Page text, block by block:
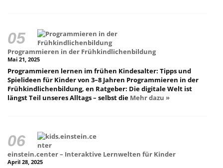
Programmieren in der Frühkindlichenbildung
Mai 21, 2025
Programmieren lernen im frühen Kindesalter: Tipps und
Spielideen für Kinder von 3–8 Jahren Programmieren in der
Frühkindlichenbildung, en Ratgeber: Die digitale Welt ist
längst Teil unseres Alltags – selbst die Mehr dazu »
einstein.center – Interaktive Lernwelten für Kinder
April 28, 2025